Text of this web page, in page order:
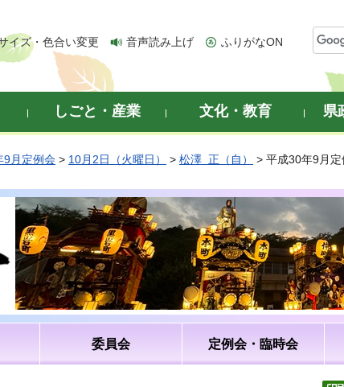
イズ・色合い変更 音声読み上げ ふりがなON
しごと・産業 文化・教育 県
9月定例会 > 10月2日（火曜日） > 松澤 正（自） > 平成30年9月
委員会 定例会・臨時会